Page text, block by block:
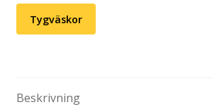
Tygväskor
Beskrivning